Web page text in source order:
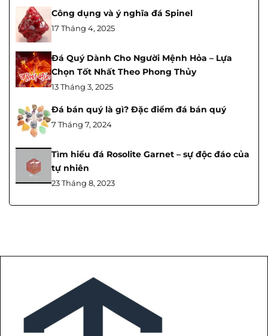
Công dụng và ý nghĩa đá Spinel
17 Tháng 4, 2025
Đá Quý Dành Cho Người Mệnh Hỏa – Lựa
Chọn Tốt Nhất Theo Phong Thủy
13 Tháng 3, 2025
Đá bán quý là gì? Đặc điểm đá bán quý
7 Tháng 7, 2024
Tìm hiểu đá Rosolite Garnet – sự độc đáo của
tự nhiên
23 Tháng 8, 2023